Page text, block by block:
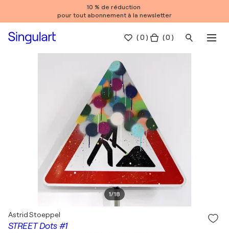
10 % de réduction
pour tout abonnement à la newsletter
(0 ) ( 0 )
1/18
STREET Dots #1
Astrid Stoeppel